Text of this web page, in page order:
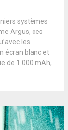
systèmes
Argus, ces
les
écran blanc et
de 1 000 mAh,